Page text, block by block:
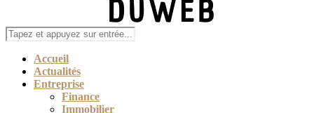
Accueil
Actualités
Entreprise
Finance
Immobilier